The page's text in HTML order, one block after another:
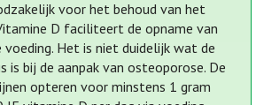
voor het behoud van het
D faciliteert de opname van
voeding. Het is niet duidelijk wat de
is bij de aanpak van osteoporose. De
opteren voor minstens 1 gram